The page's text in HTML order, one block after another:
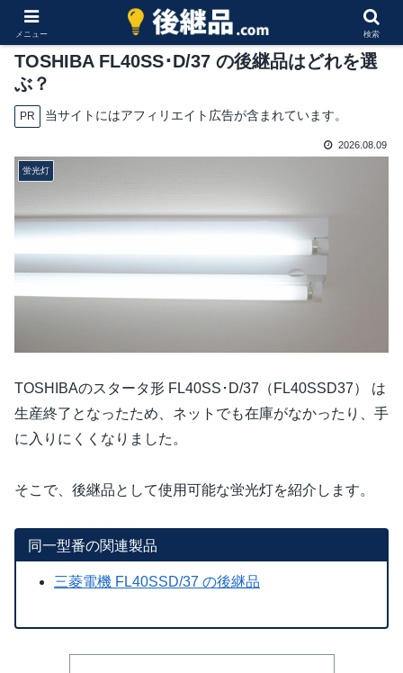
TOSHIBA FL40SS･D/37 の後継品はどれを選
ぶ？
PR 当サイトにはアフィリエイト広告が含まれています。
2026.08.09
蛍光灯
TOSHIBAのスタータ形 FL40SS･D/37（FL40SSD37） は
生産終了となったため、ネットでも在庫がなかったり、手
に入りにくくなりました。
そこで、後継品として使用可能な蛍光灯を紹介します。
同一型番の関連製品
三菱電機 FL40SSD/37 の後継品
メニュー 検索